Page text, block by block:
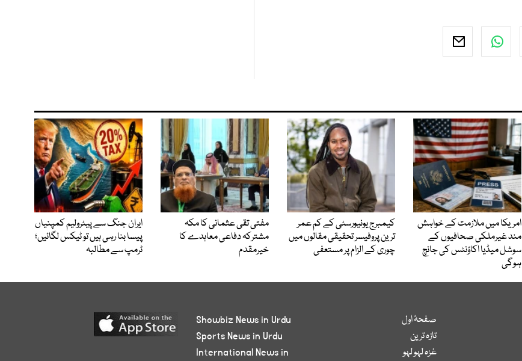
امریکا میں ملازمت کے خواہش
مند غیرملکی صحافیوں کے
سوشل میڈیا اکاؤنٹس کی جانچ
ہوگی
کیمبرج یونیورسٹی کے کم عمر
ترین پروفیسر تحقیقی مقالوں میں
چوری کے الزام پر مستعفی
مفتی تقی عثمانی کا مکہ
مشترکہ دفاعی معاہدے کا
خیرمقدم
ایران جنگ سے پیٹرولیم کمپنیاں
پیسا بنا رہی ہیں تو ٹیکس لگائیں؛
ٹرمپ سے مطالبہ
صفحۂ اول
تازہ ترین
غزہ لہو لہو
Showbiz News in Urdu
Sports News in Urdu
International News in